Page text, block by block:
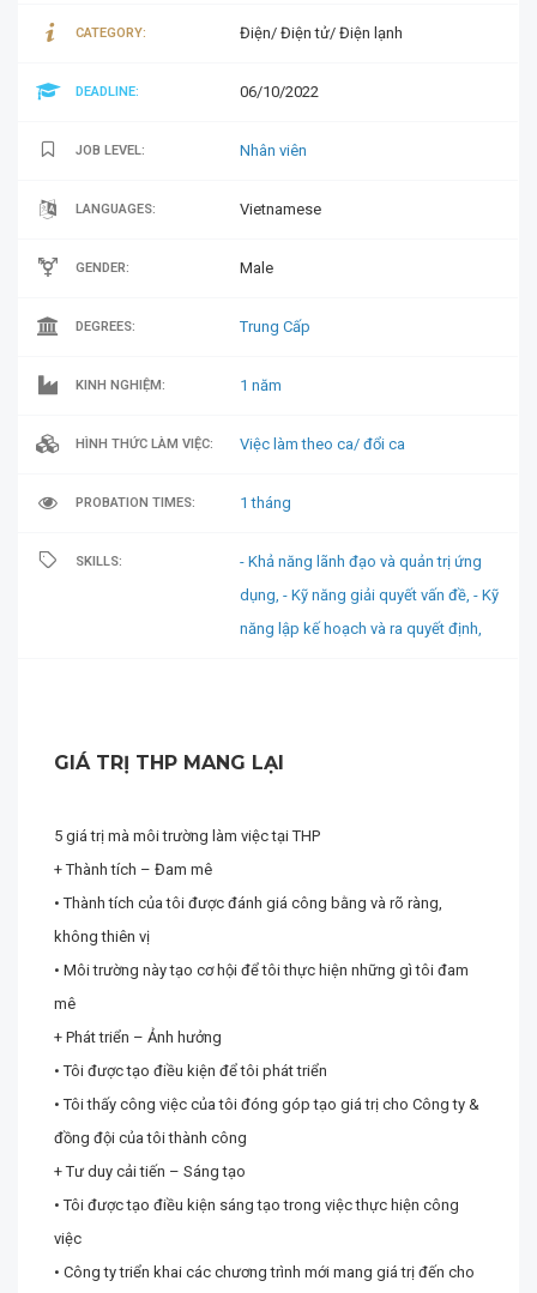
CATEGORY: Điện/ Điện tử/ Điện lạnh
DEADLINE: 06/10/2022
JOB LEVEL: Nhân viên
LANGUAGES: Vietnamese
GENDER: Male
DEGREES: Trung Cấp
KINH NGHIỆM: 1 năm
HÌNH THỨC LÀM VIỆC: Việc làm theo ca/ đổi ca
PROBATION TIMES: 1 tháng
SKILLS:
- Khả năng lãnh đạo và quản trị ứng
dụng, - Kỹ năng giải quyết vấn đề, - Kỹ
năng lập kế hoạch và ra quyết định,
GIÁ TRỊ THP MANG LẠI
5 giá trị mà môi trường làm việc tại THP
+ Thành tích – Đam mê
• Thành tích của tôi được đánh giá công bằng và rõ ràng,
không thiên vị
• Môi trường này tạo cơ hội để tôi thực hiện những gì tôi đam
mê
+ Phát triển – Ảnh hưởng
• Tôi được tạo điều kiện để tôi phát triển
• Tôi thấy công việc của tôi đóng góp tạo giá trị cho Công ty &
đồng đội của tôi thành công
+ Tư duy cải tiến – Sáng tạo
• Tôi được tạo điều kiện sáng tạo trong việc thực hiện công
việc
• Công ty triển khai các chương trình mới mang giá trị đến cho